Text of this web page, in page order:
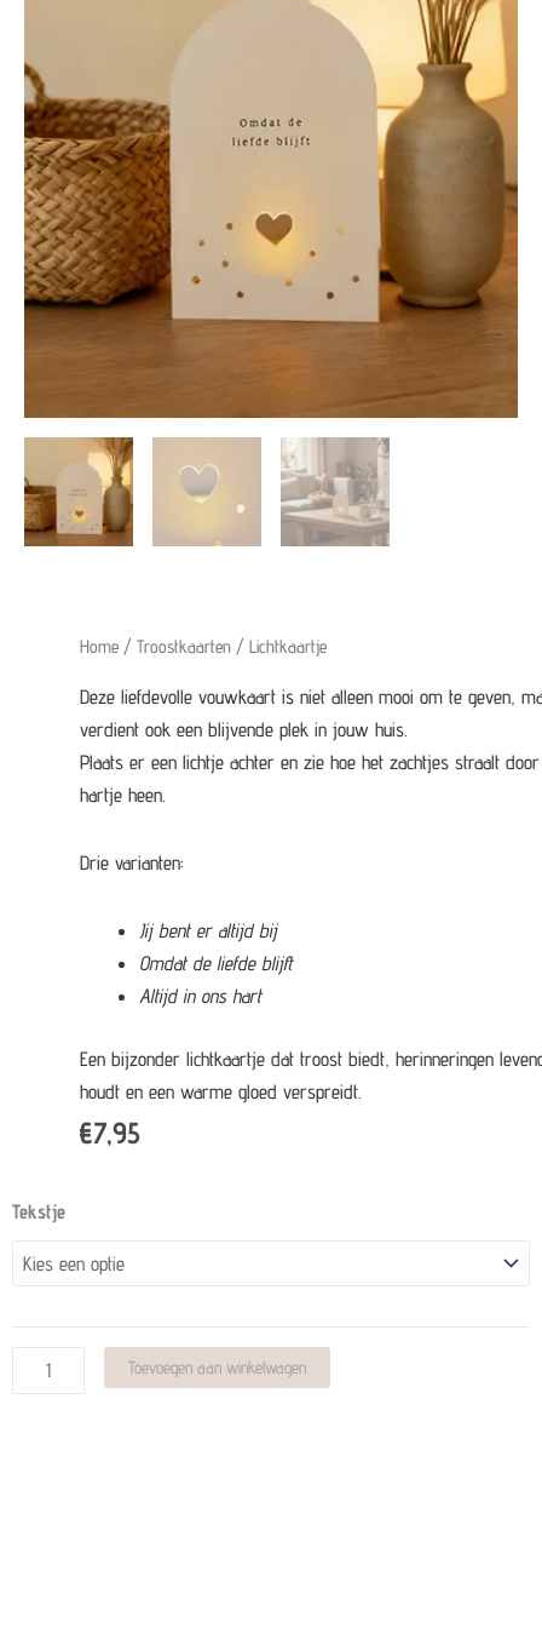
Home/ Troostkaarten / Lichtkaartje
Deze liefdevolle vouwkaart is niet alleen mooi om te geven,
verdient ook een blijvende plek in jouw huis.
Plaats er een lichtje achter en zie hoe het zachtjes straalt
hartje heen.
Drie varianten:
Jij bent er altijd bij
Omdat de liefde blijft
Altijd in ons hart
Een bijzonder lichtkaartje dat troost biedt, herinneringen
houdt en een warme gloed verspreidt.
€7,95
Tekstje
Lichtkaartje
quantity
Toevoegen aan winkelwagen